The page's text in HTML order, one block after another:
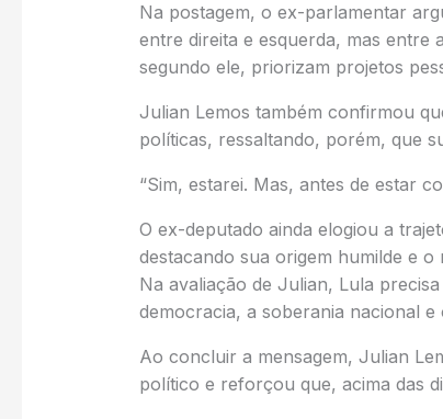
Na postagem, o ex-parlamentar
entre direita e esquerda, mas entre
segundo ele, priorizam projetos
Julian Lemos também confirmou
políticas, ressaltando, porém, que
“Sim, estarei. Mas, antes de estar
O ex-deputado ainda elogiou a
destacando sua origem humilde e
Na avaliação de Julian, Lula
democracia, a soberania nacional
Ao concluir a mensagem, Julian
político e reforçou que, acima das